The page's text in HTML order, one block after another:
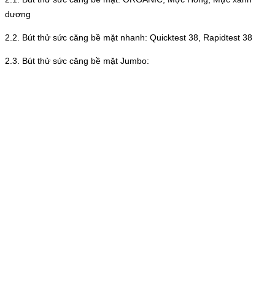
dương
2.2. Bút thử sức căng bề mặt nhanh: Quicktest 38, Rapidtest 38
2.3. Bút thử sức căng bề mặt Jumbo: